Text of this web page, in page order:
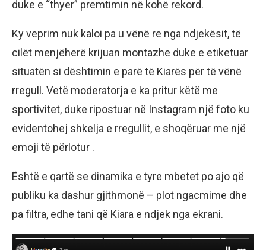
duke e “thyer” premtimin në kohë rekord.
Ky veprim nuk kaloi pa u vënë re nga ndjekësit, të
cilët menjëherë krijuan montazhe duke e etiketuar
situatën si dështimin e parë të Kiarës për të vënë
rregull. Vetë moderatorja e ka pritur këtë me
sportivitet, duke ripostuar në Instagram një foto ku
evidentohej shkelja e rregullit, e shoqëruar me një
emoji të përlotur .
Është e qartë se dinamika e tyre mbetet po ajo që
publiku ka dashur gjithmonë – plot ngacmime dhe
pa filtra, edhe tani që Kiara e ndjek nga ekrani.